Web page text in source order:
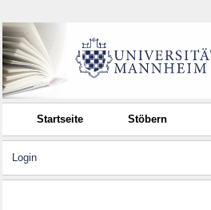
Startseite Stöbern
Login